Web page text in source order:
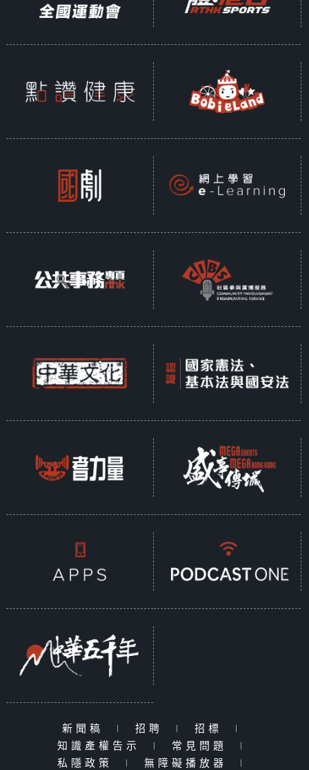
新聞稿 | 招聘 | 招標
|
知識產權告示
| 常見問題
|
私隱政策
| 無障礙播放器 |